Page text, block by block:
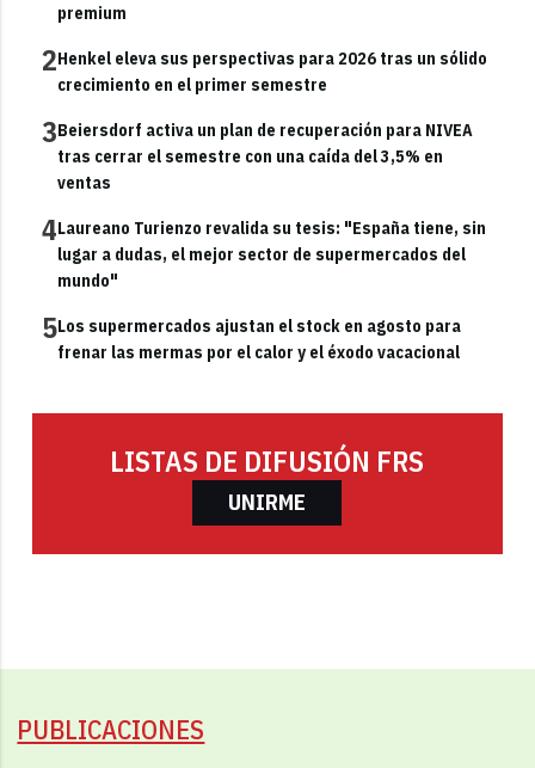
premium
2Henkel eleva sus perspectivas para 2026 tras un sólido
crecimiento en el primer semestre
3Beiersdorf activa un plan de recuperación para NIVEA
tras cerrar el semestre con una caída del 3,5% en
ventas
4Laureano Turienzo revalida su tesis: "España tiene, sin
lugar a dudas, el mejor sector de supermercados del
mundo"
5Los supermercados ajustan el stock en agosto para
frenar las mermas por el calor y el éxodo vacacional
LISTAS DE DIFUSIÓN FRS
UNIRME
PUBLICACIONES